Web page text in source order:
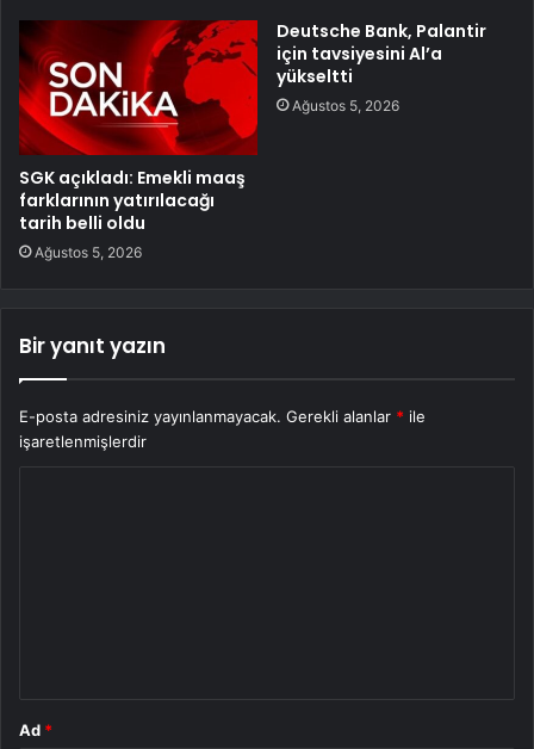
SGK açıkladı: Emekli maaş
farklarının yatırılacağı
tarih belli oldu
Ağustos 5, 2026
Deutsche Bank, Palantir
için tavsiyesini Al’a
yükseltti
Ağustos 5, 2026
Bir yanıt yazın
E-posta adresiniz yayınlanmayacak. Gerekli alanlar * ile
işaretlenmişlerdir
Ad *